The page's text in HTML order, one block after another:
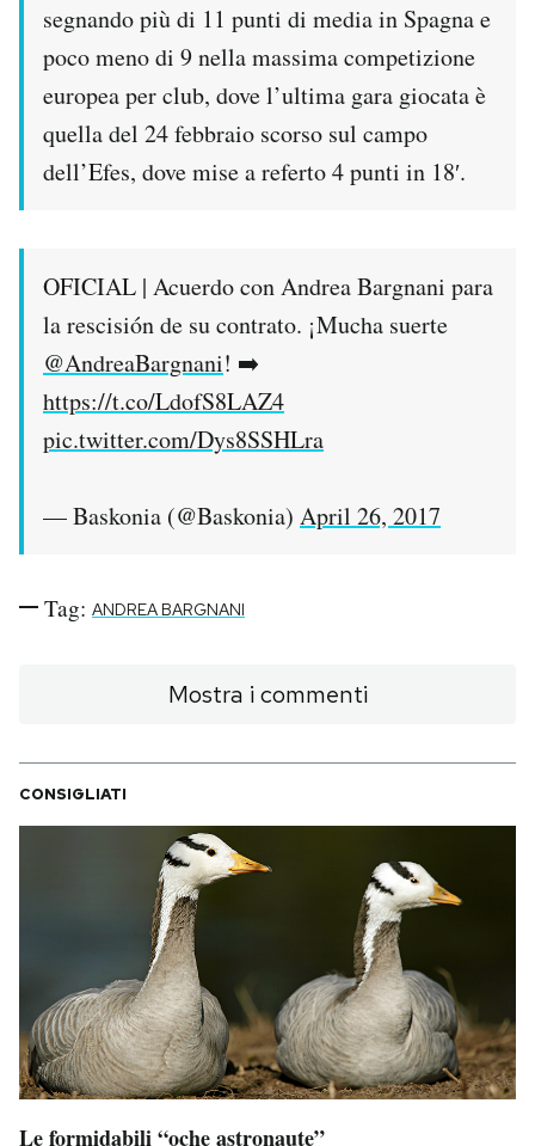
segnando più di 11 punti di media in Spagna e
poco meno di 9 nella massima competizione
europea per club, dove l’ultima gara giocata è
quella del 24 febbraio scorso sul campo
dell’Efes, dove mise a referto 4 punti in 18′.
OFICIAL | Acuerdo con Andrea Bargnani para
la rescisión de su contrato. ¡Mucha suerte
@AndreaBargnani! ➡️
https://t.co/LdofS8LAZ4
pic.twitter.com/Dys8SSHLra
— Baskonia (@Baskonia) April 26, 2017
Tag: ANDREA BARGNANI
Mostra i commenti
CONSIGLIATI
Le formidabili “oche astronaute”